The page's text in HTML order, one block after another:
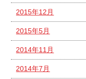
2015年12月
2015年5月
2014年11月
2014年7月